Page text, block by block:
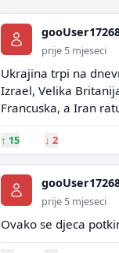
prije 5 mjeseci
Ukrajina trpi na
Izrael, Velika
Francuska, a Iran
↑ 15 ↓ 2
prije 5 mjeseci
Ovako se djeca